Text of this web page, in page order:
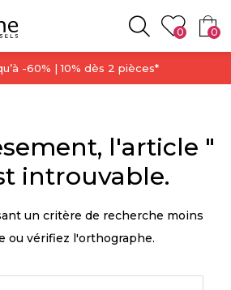
Rechercher
0 0
-60% | 10% dès 2 pièces*
l'article "
introuvable.
un critère de recherche moins
ou vérifiez l'orthographe.